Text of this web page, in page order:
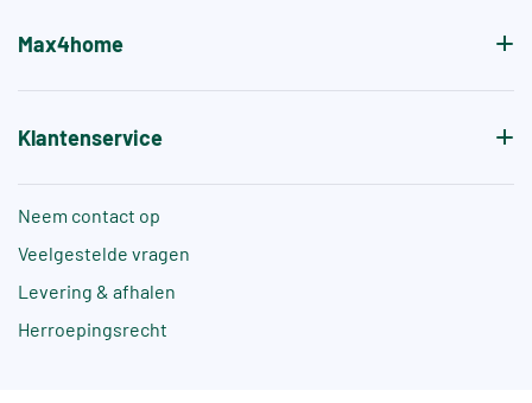
Max4home
Klantenservice
Neem contact op
Veelgestelde vragen
Levering & afhalen
Herroepingsrecht